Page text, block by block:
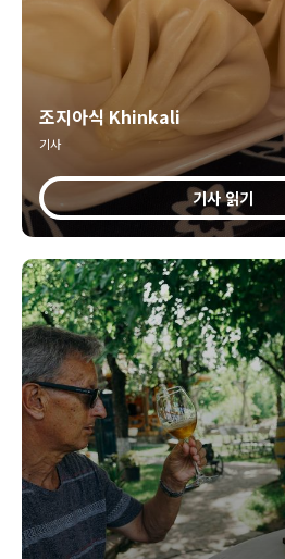
조지아식 Khinkali
기사
기사 읽기